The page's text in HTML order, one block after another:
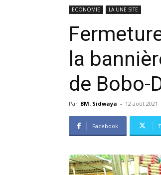
ECONOMIE LA UNE SITE
la
de Bobo-
Par BM. Sidwaya - 12 août 2021
Facebook